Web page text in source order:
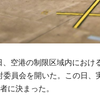
、空港の制限区域内にお
員会を開いた。この日
に決まった。